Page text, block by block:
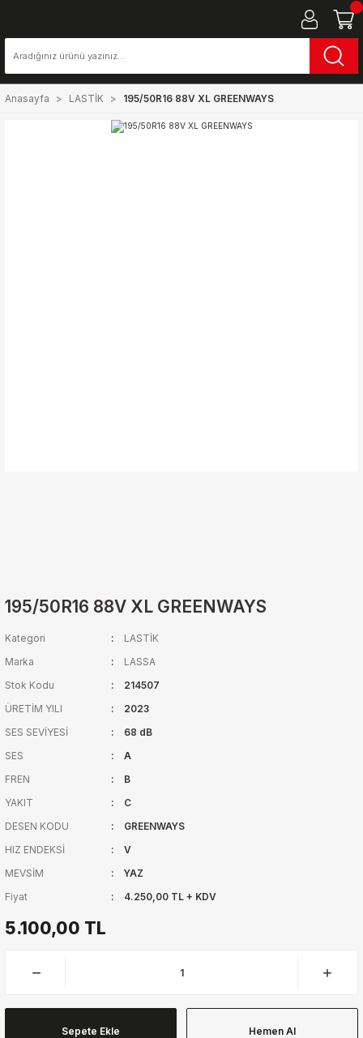
Anasayfa LASTİK 195/50R16 88V XL GREENWAYS
195/50R16 88V XL GREENWAYS
Kategori
LASTİK
Marka
LASSA
Stok Kodu
214507
ÜRETİM YILI
2023
SES SEVİYESİ
68 dB
SES
A
FREN
B
YAKIT
C
DESEN KODU
GREENWAYS
HIZ ENDEKSİ
V
MEVSİM
YAZ
Fiyat
4.250,00 TL + KDV
5.100,00 TL
Sepete Ekle Hemen Al